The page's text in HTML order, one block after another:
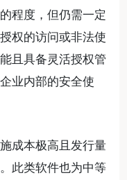
程度，但仍需一定
权的访问或非法使
且具备灵活授权管
业内部的安全使
成本极高且发行量
此类软件也为中等